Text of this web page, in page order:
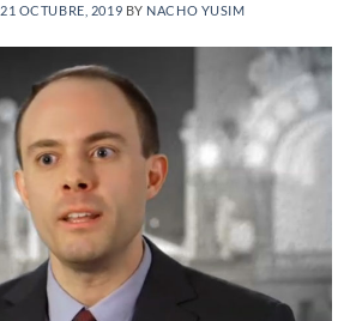
21 OCTUBRE, 2019 BY NACHO YUSIM